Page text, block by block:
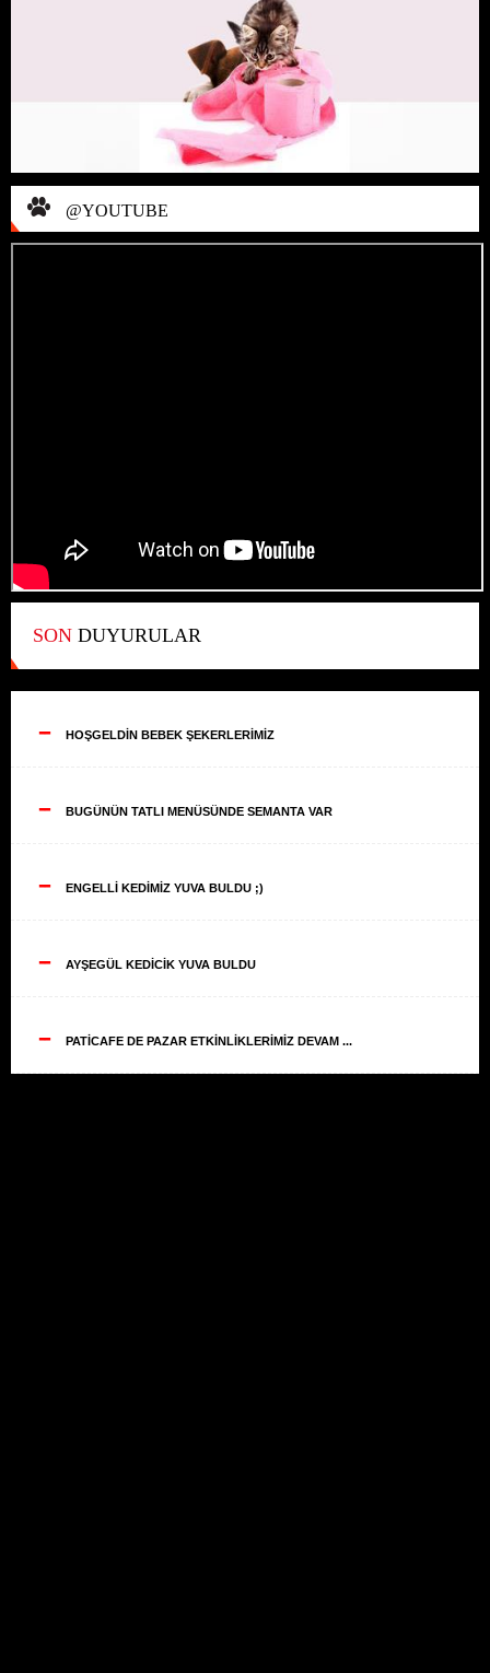
@YOUTUBE
SON DUYURULAR
-- HOŞGELDİN BEBEK ŞEKERLERİMİZ
-- BUGÜNÜN TATLI MENÜSÜNDE SEMANTA VAR
-- ENGELLİ KEDİMİZ YUVA BULDU ;)
-- AYŞEGÜL KEDİCİK YUVA BULDU
-- PATİCAFE DE PAZAR ETKİNLİKLERİMİZ DEVAM ...